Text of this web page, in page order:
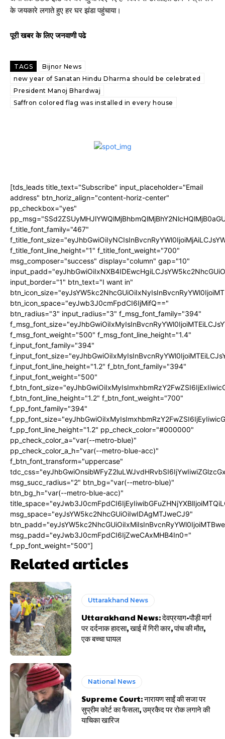
के जयकारे लगाते हुए हर घर झंडा पहुंचाया।
पूरी खबर के लिए जनवाणी पढे
TAGS
Bijnor News
new year of Sanatan Hindu Dharma should be celebrated
President Manoj Bhardwaj
Saffron colored flag was installed in every house
[tds_leads title_text="Subscribe" input_placeholder="Email
address" btn_horiz_align="content-horiz-center"
pp_checkbox="yes"
f_title_font_family="467"
f_title_font_line_height="1" f_title_font_weight="700"
msg_composer="success" display="column" gap="10"
input_border="1" btn_text="I want in"
btn_icon_space="eyJwb3J0cmFpdCI6IjMifQ=="
btn_radius="3" input_radius="3" f_msg_font_family="394"
f_msg_font_weight="500" f_msg_font_line_height="1.4"
f_input_font_family="394"
f_input_font_line_height="1.2" f_btn_font_family="394"
f_input_font_weight="500"
f_btn_font_line_height="1.2" f_btn_font_weight="700"
f_pp_font_family="394"
f_pp_font_line_height="1.2" pp_check_color="#000000"
pp_check_color_a="var(--metro-blue)"
pp_check_color_a_h="var(--metro-blue-acc)"
f_btn_font_transform="uppercase"
msg_succ_radius="2" btn_bg="var(--metro-blue)"
btn_bg_h="var(--metro-blue-acc)"
msg_space="eyJsYW5kc2NhcGUiOiIwIDAgMTJweCJ9"
msg_padd="eyJwb3J0cmFpdCI6IjZweCAxMHB4In0="
f_pp_font_weight="500"]
Related articles
Uttarakhand News
Uttarakhand News: देवप्रयाग-पौड़ी मार्ग
पर दर्दनाक हादसा, खाई में गिरी कार, पांच की मौत,
एक बच्चा घायल
National News
Supreme Court: नारायण साईं की सजा पर
सुप्रीम कोर्ट का फैसला, उम्रकैद पर रोक लगाने की
याचिका खारिज